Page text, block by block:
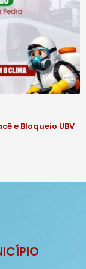
e Bloqueio UBV